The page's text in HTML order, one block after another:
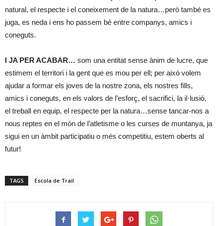
natural, el respecte i el coneixement de la natura…però també es
juga, es neda i ens ho passem bé entre companys, amics i
coneguts.
I JA PER ACABAR… som una entitat sense ànim de lucre, que
estimem el territori i la gent que es mou per ell; per això volem
ajudar a formar els joves de la nostre zona, els nostres fills,
amics i coneguts, en els valors de l’esforç, el sacrifici, la il·lusió,
el treball en equip, el respecte per la natura…sense tancar-nos a
nous reptes en el món de l’atletisme o les curses de muntanya, ja
sigui en un àmbit participatiu o més competitiu, estem oberts al
futur!
TAGS Escola de Trail